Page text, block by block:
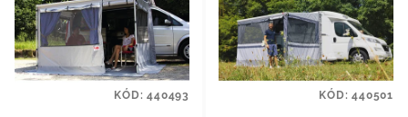
KÓD:440493 KÓD:440501